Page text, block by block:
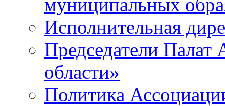
муниципальных
Исполнительная
Председатели
области»
Политика